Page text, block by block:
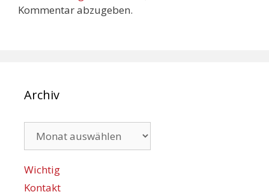
Kommentar abzugeben.
Archiv
Wichtig
Kontakt